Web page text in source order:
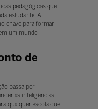
pedagógicas que
estudante. A
chave para formar
um mundo
de
passa por
as inteligências
qualquer escola que